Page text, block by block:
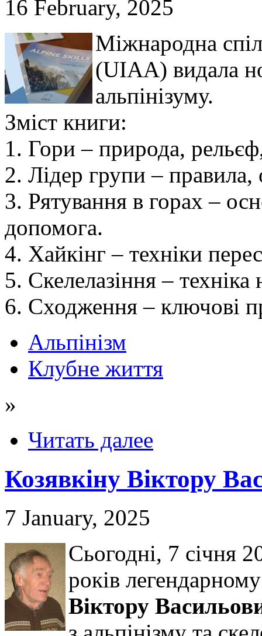
16 February, 2025
Міжнародна
(UIAA) видала
альпінізуму.
Зміст книги:
1. Гори – природа,
2. Лідер групи –
3. Рятування в горах –
допомога.
4. Хайкінг – техніки
5. Скелелазіння –
6. Сходження – ключові
Альпінізм
Клубне життя
»
Читать далее
Козявкіну Віктору
7 January, 2025
Сьогодні, 7 січня
років
Віктору